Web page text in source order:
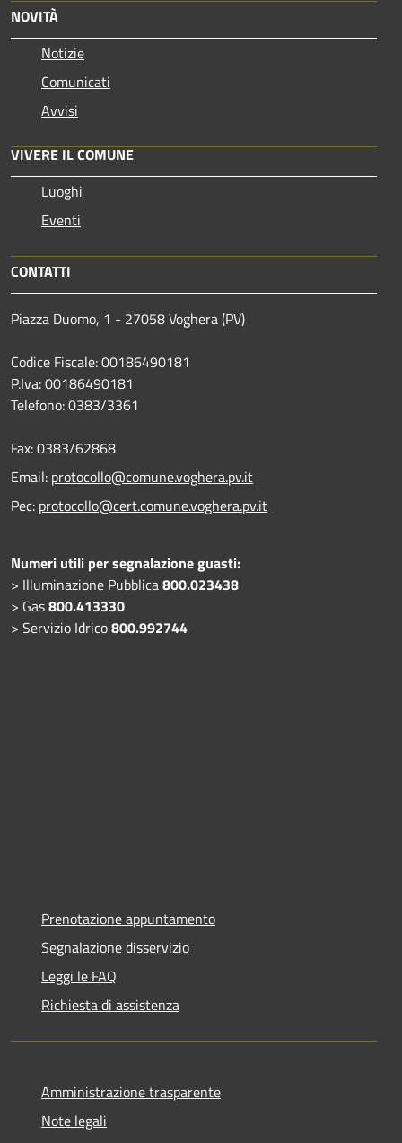
NOVITÀ
Notizie
Comunicati
Avvisi
VIVERE IL COMUNE
Luoghi
Eventi
CONTATTI
Piazza Duomo, 1 - 27058 Voghera (PV)
Codice Fiscale: 00186490181
P.Iva: 00186490181
Telefono:0383/3361
Fax:0383/62868
Email: protocollo@comune.voghera.pv.it
Pec: protocollo@cert.comune.voghera.pv.it
Numeri utili per segnalazione guasti:
> Illuminazione Pubblica800.023438
> Gas800.413330
> Servizio Idrico800.992744
Prenotazione appuntamento
Segnalazione disservizio
Leggi le FAQ
Richiesta di assistenza
Amministrazione trasparente
Note legali